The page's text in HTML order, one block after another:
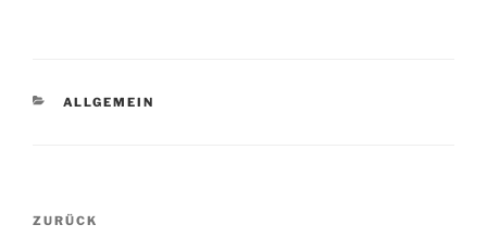
KATEGORIEN
ALLGEMEIN
Beitragsnavigation
Vorheriger
ZURÜCK